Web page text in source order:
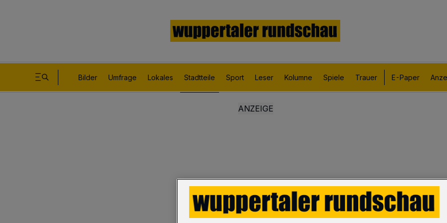
Bilder Umfrage Lokales Stadtteile Sport Leser Kolumne Spiele Trauer E-Paper